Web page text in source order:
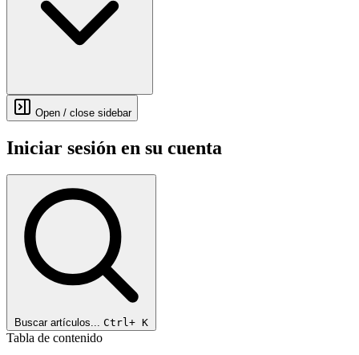
Open / close sidebar
Iniciar sesión en su cuenta
Buscar artículos... Ctrl+ K
Tabla de contenido